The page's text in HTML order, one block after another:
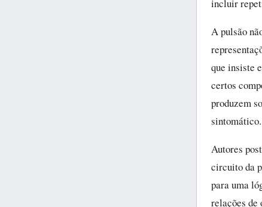
incluir
A pulsão
que insiste
certos
produzem
sintomático.
Autores
circuito da
para uma
relações de